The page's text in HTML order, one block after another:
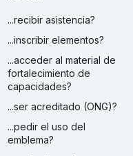
...recibir asistencia?
...inscribir elementos?
...acceder al material de
fortalecimiento de
capacidades?
...ser acreditado (ONG)?
...pedir el uso del
emblema?